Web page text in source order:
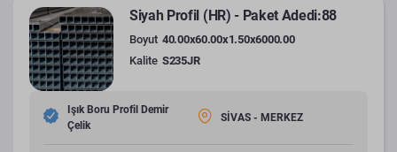
Siyah Profil (HR) - Paket Adedi:88
Boyut 40.00x60.00x1.50x6000.00
Kalite S235JR
Işık Boru Profil Demir
Çelik
SİVAS - MERKEZ